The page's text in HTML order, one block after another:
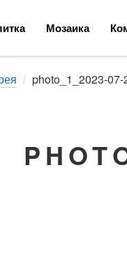
Мозаика
photo_1_2023-